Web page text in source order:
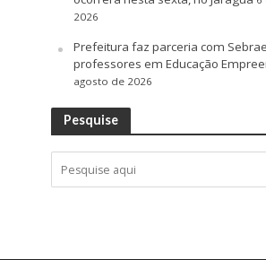
2026
Prefeitura faz parceria com
professores em Educação
agosto de 2026
Pesquise